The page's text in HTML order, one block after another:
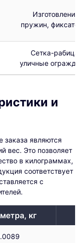
Изготовление
пружин,
Сетка-рабица,
уличные
и
являются
вес. Это позволяет
в килограммах,
соответствует
с
кг